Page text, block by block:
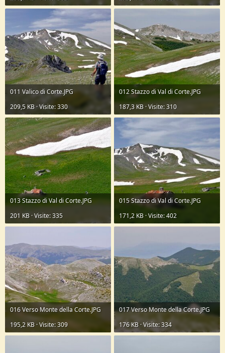
011 Valico di Corte.JPG
209,5 KB · Visite: 330
012 Stazzo di Val di Corte.JPG
187,3 KB · Visite: 310
013 Stazzo di Val di Corte.JPG
201 KB · Visite: 335
015 Stazzo di Val di Corte.JPG
171,2 KB · Visite: 402
016 Verso Monte della Corte.JPG
195,2 KB · Visite: 309
017 Verso Monte della Corte.JPG
176 KB · Visite: 334